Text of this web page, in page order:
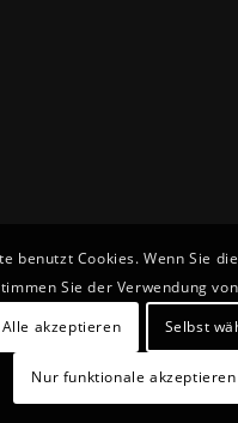
benutzt Cookies. Wenn Sie
Sie der Verwendung
Alle akzeptieren
Selbst
Nur funktionale akzeptieren